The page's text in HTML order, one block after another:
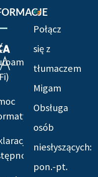
Połącz
się z
tłumaczem
Migam
Obsługa
osób
niesłyszących:
pon.-pt.